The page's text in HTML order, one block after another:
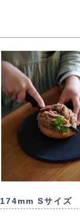
174mm Sサイズ